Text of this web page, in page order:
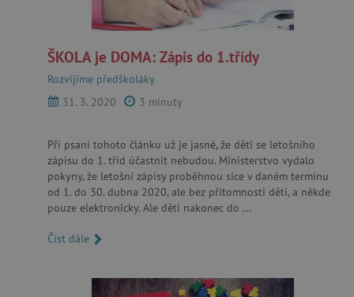
ŠKOLA je DOMA: Zápis do 1.třídy
Rozvíjíme předškoláky
31. 3. 2020
3 minuty
Při psaní tohoto článku už je jasné, že děti se letošního
zápisu do 1. tříd účastnit nebudou. Ministerstvo vydalo
pokyny, že letošní zápisy proběhnou sice v daném termínu
od 1. do 30. dubna 2020, ale bez přítomnosti dětí, a někde
pouze elektronicky. Ale děti nakonec do ...
Číst dále